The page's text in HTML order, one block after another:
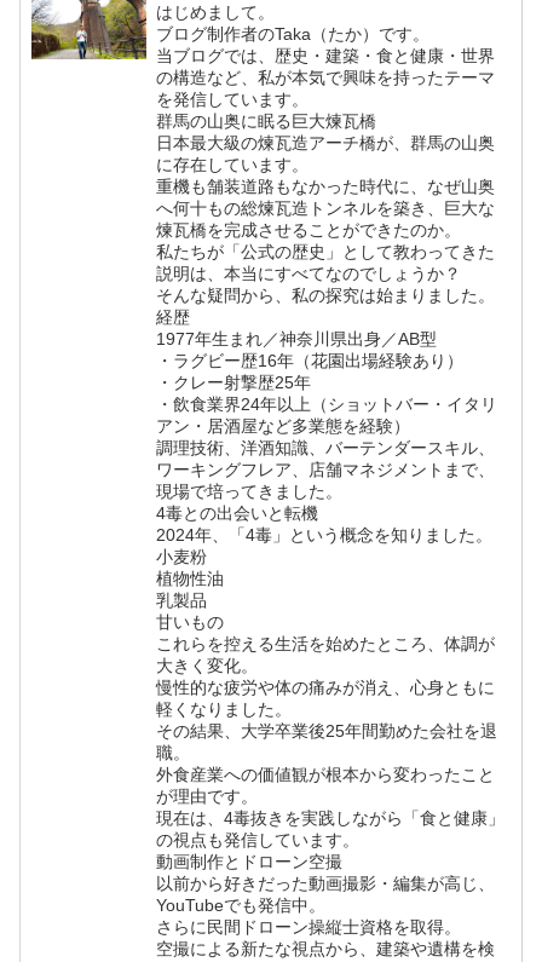
はじめまして。
ブログ制作者のTaka（たか）です。
当ブログでは、歴史・建築・食と健康・世界
の構造など、私が本気で興味を持ったテーマ
を発信しています。
群馬の山奥に眠る巨大煉瓦橋
日本最大級の煉瓦造アーチ橋が、群馬の山奥
に存在しています。
重機も舗装道路もなかった時代に、なぜ山奥
へ何十もの総煉瓦造トンネルを築き、巨大な
煉瓦橋を完成させることができたのか。
私たちが「公式の歴史」として教わってきた
説明は、本当にすべてなのでしょうか？
そんな疑問から、私の探究は始まりました。
経歴
1977年生まれ／神奈川県出身／AB型
・ラグビー歴16年（花園出場経験あり）
・クレー射撃歴25年
・飲食業界24年以上（ショットバー・イタリ
アン・居酒屋など多業態を経験）
調理技術、洋酒知識、バーテンダースキル、
ワーキングフレア、店舗マネジメントまで、
現場で培ってきました。
4毒との出会いと転機
2024年、「4毒」という概念を知りました。
小麦粉
植物性油
乳製品
甘いもの
これらを控える生活を始めたところ、体調が
大きく変化。
慢性的な疲労や体の痛みが消え、心身ともに
軽くなりました。
その結果、大学卒業後25年間勤めた会社を退
職。
外食産業への価値観が根本から変わったこと
が理由です。
現在は、4毒抜きを実践しながら「食と健康」
の視点も発信しています。
動画制作とドローン空撮
以前から好きだった動画撮影・編集が高じ、
YouTubeでも発信中。
さらに民間ドローン操縦士資格を取得。
空撮による新たな視点から、建築や遺構を検